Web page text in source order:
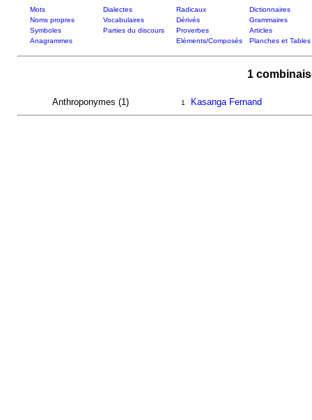
Mots Dialectes Radicaux
Dictionnaires
Noms propres
Vocabulaires Dérivés
Grammaires
Symboles
Parties du discours Proverbes
Articles
Anagrammes
Eléments/Composés Planches et Tables
1
Anthroponymes (1) 1 Kasanga Fernand